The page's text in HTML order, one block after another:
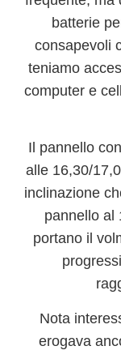
batterie
consapevoli
teniamo
computer e
Il pannello
alle 16,30/
inclinazione
pannello al
portano il
Nota
erogava